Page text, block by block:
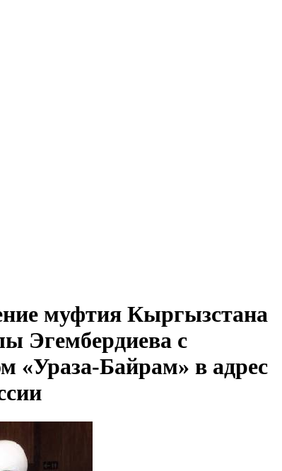
муфтия Кыргызстана
Эгембердиева с
«Ураза-Байрам» в адрес